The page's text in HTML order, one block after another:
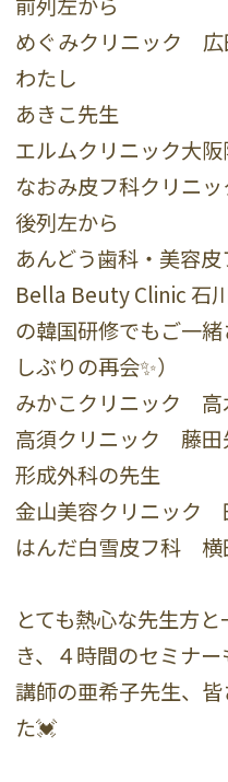
めぐみクリニック 広
わたし
あきこ先生
エルムクリニック大
なおみ皮フ科クリニ
後列左から
あんどう歯科・美容
Bella Beuty Clinic 石
の韓国研修でもご一
しぶりの再会✨）
みかこクリニック 高
高須クリニック 藤田
形成外科の先生
金山美容クリニック
はんだ白雪皮フ科 横
とても熱心な先生方
き、４時間のセミナー
講師の亜希子先生、
た💓